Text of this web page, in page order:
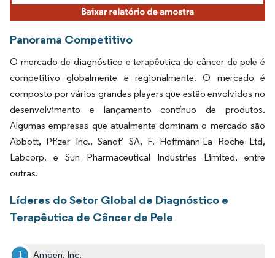
Panorama Competitivo
O mercado de diagnóstico e terapêutica de câncer de pele é
competitivo globalmente e regionalmente. O mercado é
composto por vários grandes players que estão envolvidos no
desenvolvimento e lançamento contínuo de produtos.
Algumas empresas que atualmente dominam o mercado são
Abbott, Pfizer Inc., Sanofi SA, F. Hoffmann-La Roche Ltd,
Labcorp. e Sun Pharmaceutical Industries Limited, entre
outras.
Líderes do Setor Global de Diagnóstico e
Terapêutica de Câncer de Pele
Amgen, Inc.